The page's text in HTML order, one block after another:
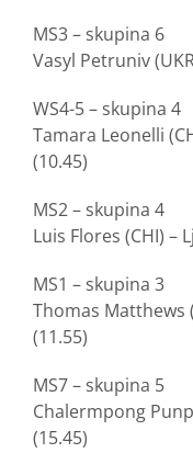
MS3 – skupina 6
Vasyl Petruniv
WS4-5 – skupina 4
Tamara Leonelli
(10.45)
MS2 – skupina 4
Luis Flores (CHI) –
MS1 – skupina 3
Thomas Matthews
(11.55)
MS7 – skupina 5
Chalermpong
(15.45)